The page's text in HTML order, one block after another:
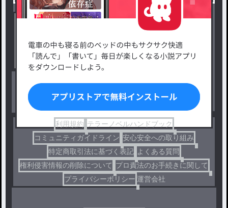
新着小説一覧
小説コンテスト応募・公募
出版・メディアミックス作品
恋愛・ロマンス
ファンタジー・異世界・SF
ホラー・ミステリー
コメディ
利用規約 テラーノベルハンドブック
コミュニティガイドライン 安心安全への取り組み
特定商取引法に基づく表記 よくある質問
権利侵害情報の削除について プロ責法のお手続きに関して
プライバシーポリシー 運営会社